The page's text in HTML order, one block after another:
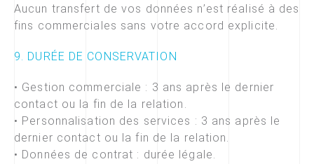
Aucun transfert de vos données n’est réalisé à des
fins commerciales sans votre accord explicite.
9. DURÉE DE CONSERVATION
• Gestion commerciale : 3 ans après le dernier
contact ou la fin de la relation.
• Personnalisation des services : 3 ans après le
dernier contact ou la fin de la relation.
• Données de contrat : durée légale.